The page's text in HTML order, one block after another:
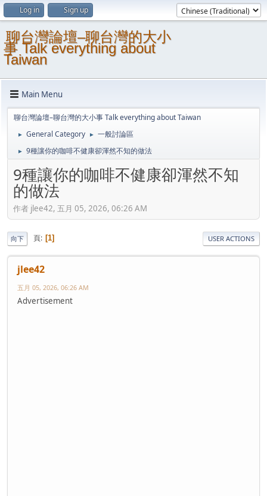
Log in Sign up
聊台灣論壇–聊台灣的大小
事 Talk everything about
Taiwan
Main Menu
聊台灣論壇–聊台灣的大小事 Talk everything about Taiwan
► General Category ► 一般討論區
► 9種讓你的咖啡不健康卻渾然不知的做法
9種讓你的咖啡不健康卻渾然不知
的做法
作者 jlee42, 五月 05, 2026, 06:26 AM
向下 頁 1 USER ACTIONS
jlee42
五月 05, 2026, 06:26 AM
Advertisement